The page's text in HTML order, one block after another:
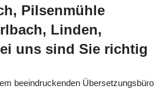
Pilsenmühle
Linden,
uns sind Sie richtig
beeindruckenden Übersetzungsbüro